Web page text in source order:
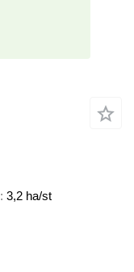
3,2 ha/st